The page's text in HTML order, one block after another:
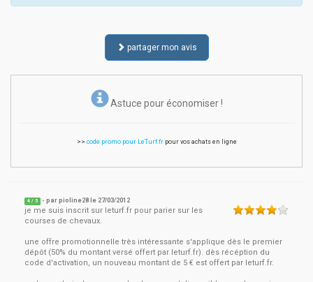
partager mon avis
Astuce pour économiser !
>> code promo pour LeTurf.frpour vos achats en ligne
4 / 5 - parpioline28 le 27/03/2012
je me suis inscrit sur leturf.fr pour parier sur les
courses de chevaux.
une offre promotionnelle très intéressante s'applique dès le premier
dépôt (50% du montant versé offert par leturf.fr). dès récéption du
code d'activation, un nouveau montant de 5 € est offert par leturf.fr.